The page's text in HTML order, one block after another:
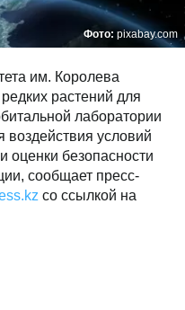
Фото: pixabay.com
им. Королева
растений для
лаборатории
условий
оценки безопасности
сообщает пресс-
со ссылкой на